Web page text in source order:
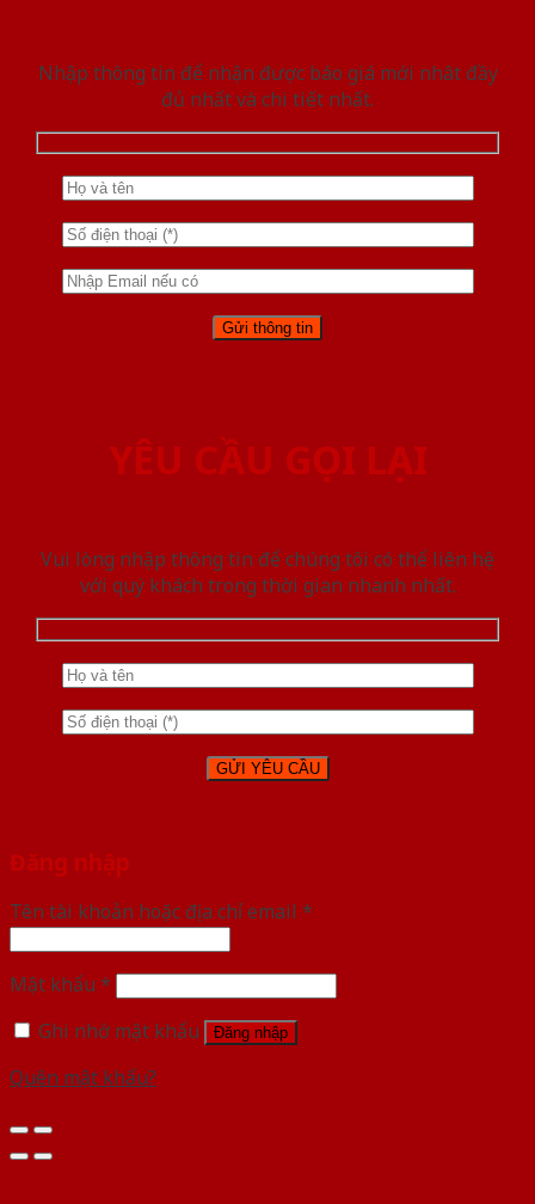
Nhập thông tin để nhận được báo giá mới nhât đầy
đủ nhất và chi tiết nhất.
YÊU CẦU GỌI LẠI
Vui lòng nhập thông tin để chúng tôi có thể liên hệ
với quý khách trong thời gian nhanh nhất.
Đăng nhập
Tên tài khoản hoặc địa chỉ email *
Mật khẩu *
Ghi nhớ mật khẩu
Đăng nhập
Quên mật khẩu?